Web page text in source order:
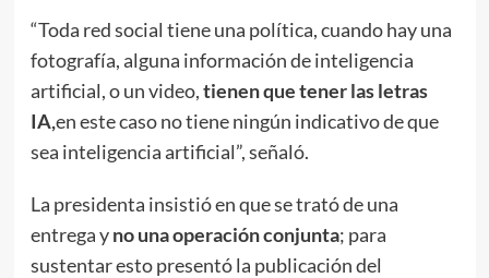
“Toda red social tiene una política, cuando hay una
fotografía, alguna información de inteligencia
artificial, o un video,tienen que tener las letras
IA,en este caso no tiene ningún indicativo de que
sea inteligencia artificial”, señaló.
La presidenta insistió en que se trató de una
entrega yno una operación conjunta; para
sustentar esto presentó la publicación del